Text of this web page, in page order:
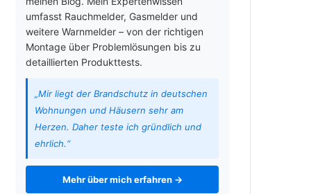
umfasst Rauchmelder, Gasmelder und
weitere Warnmelder – von der richtigen
Montage über Problemlösungen bis zu
detaillierten Produkttests.
„Mir liegt der Brandschutz in deutschen
Wohnungen und Häusern sehr am
Herzen. Daher teste ich gründlich und
ehrlich.“
Mehr über mich erfahren →